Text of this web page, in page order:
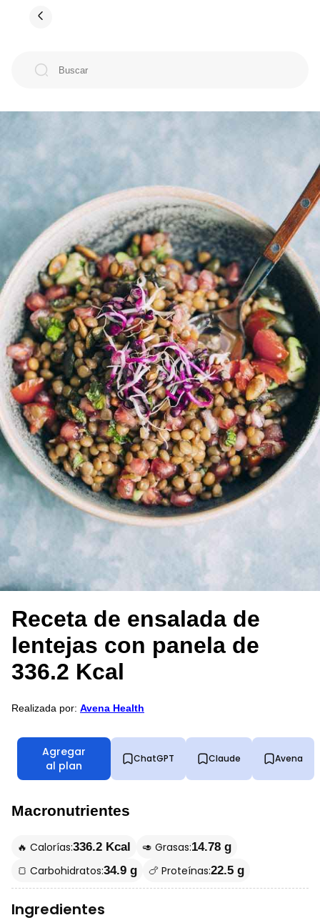
Receta de ensalada de
lentejas con panela de
336.2 Kcal
Realizada por: Avena Health
Agregar
al plan
ChatGPT Claude Avena
Macronutrientes
🔥 Calorías:336.2 Kcal 🥑 Grasas:14.78 g
🍞 Carbohidratos:34.9 g 🍗 Proteínas:22.5 g
Ingredientes